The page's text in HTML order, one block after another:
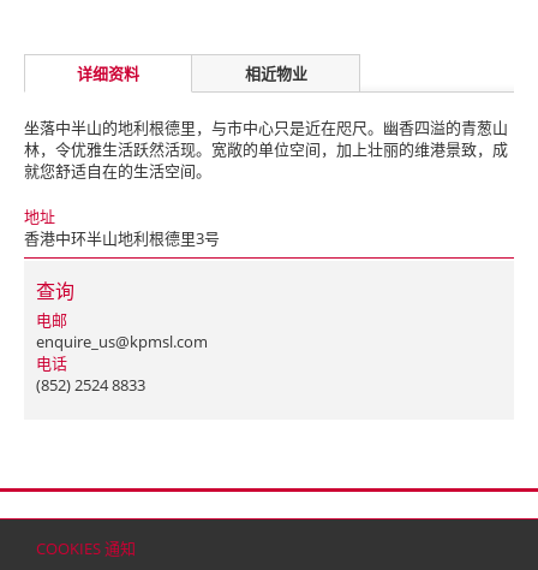
COOKIES 通知
详细资料 相近物业
坐落中半山的地利根德里，与市中心只是近在咫尺。幽香四溢的青葱山
林，令优雅生活跃然活现。宽敞的单位空间，加上壮丽的维港景致，成
就您舒适自在的生活空间。
地址
香港中环半山地利根德里3号
查询
电邮
enquire_us@kpmsl.com
电话
(852) 2524 8833
© 2026 嘉里建设有限公司 (于百慕达注册成立之有限公司)